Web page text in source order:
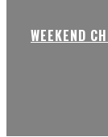
WEEKEND